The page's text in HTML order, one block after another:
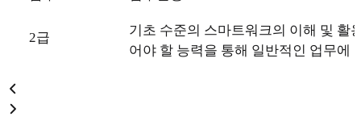
2급
기초 수준의 스마트워크의 이해 및 활
어야 할 능력을 통해 일반적인 업무에